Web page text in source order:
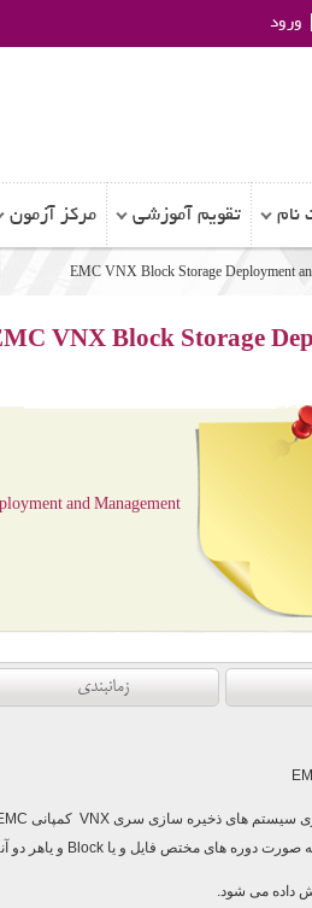
ورود
نام تقویم آموزشی مرکز آزمون
EMC VNX Block Storage Deployment
VNX Block Storage
and Management
زمانبندی
سیستم های ذخیره سازی سری VNX کمپانی
صورت دوره های مختص فایل و یا Block و یاهر دو